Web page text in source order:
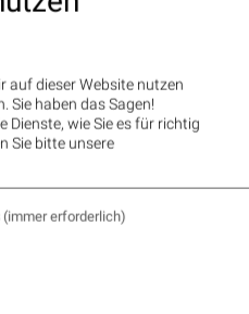
%
%
Plausch
ATX schwächer, Bajaj
indische Freunde und Rajiv
Day
auf dieser Website nutzen
Sie haben das Sagen!
Dienste, wie Sie es für richtig
Sie bitte unsere
(immer erforderlich)